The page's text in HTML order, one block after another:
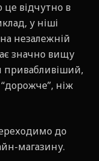
відчутно в
у ніші
незалежній
значно вищу
привабливіший,
ніж
до
магазину.